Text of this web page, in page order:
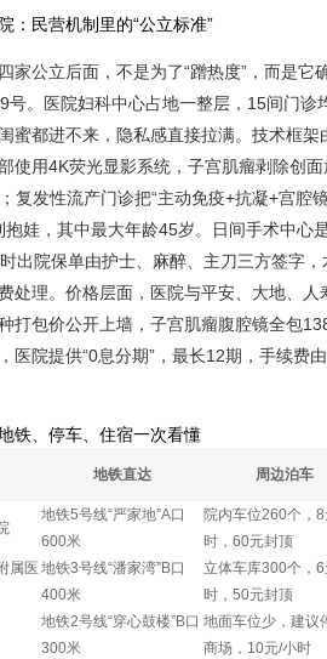
：民营机制里的“公立标准”
家公立后面，不是为了“蹭热度”，而是
号。医院妇科中心占地一整层，15间门诊
蜜都进不来，隐私感直接拉满。技术框架
使用4K荧光显影系统，子宫肌瘤剥除创
复发性流产门诊把“主动免疫+抗凝+宫腔
抱娃，其中最大年龄45岁。日间手术中心
出院保单由护士、麻醉、主刀三方签字
处理。价格层面，医院与平安、大地、
打包价公开上墙，子宫肌瘤腹腔镜全包
医院提供“0息分期”，最长12期，手续费
铁、停车、住宿一次看懂
地铁直达 周边泊车
地铁5号线“严家地”A口
600米
院内车位260个，
时，60元封顶
属医 地铁3号线“潘家湾”B口
400米
立体车库300个，
时，50元封顶
地铁2号线“穿心鼓楼”B口
300米
地面车位少，建议
商场，10元/小时